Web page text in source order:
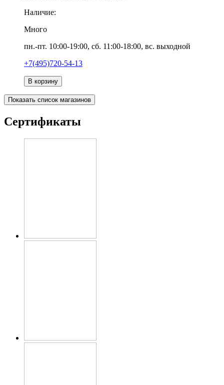
Наличие:
Много
пн.-пт. 10:00-19:00, сб. 11:00-18:00, вс. выходной
+7(495)720-54-13
В корзину
Показать список магазинов
Сертификаты